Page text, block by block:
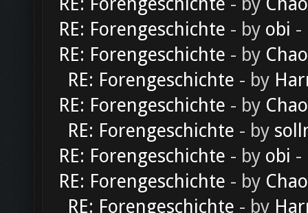
RE: Forengeschichte - by obi -
RE: Forengeschichte - by
RE: Forengeschichte - by
RE: Forengeschichte - by
RE: Forengeschichte - by
RE: Forengeschichte - by obi -
RE: Forengeschichte - by
RE: Forengeschichte - by